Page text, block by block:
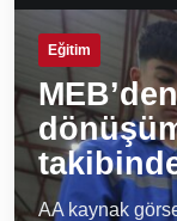
Eğitim
AA kaynak